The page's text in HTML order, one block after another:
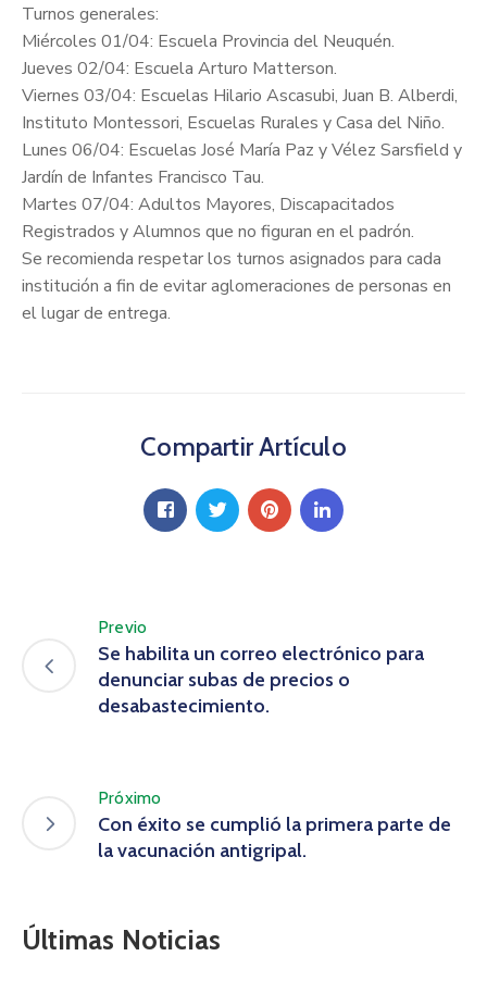
Turnos generales:
Miércoles 01/04: Escuela Provincia del Neuquén.
Jueves 02/04: Escuela Arturo Matterson.
Viernes 03/04: Escuelas Hilario Ascasubi, Juan B. Alberdi,
Instituto Montessori, Escuelas Rurales y Casa del Niño.
Lunes 06/04: Escuelas José María Paz y Vélez Sarsfield y
Jardín de Infantes Francisco Tau.
Martes 07/04: Adultos Mayores, Discapacitados
Registrados y Alumnos que no figuran en el padrón.
Se recomienda respetar los turnos asignados para cada
institución a fin de evitar aglomeraciones de personas en
el lugar de entrega.
Compartir Artículo
Previo
Se habilita un correo electrónico para
denunciar subas de precios o
desabastecimiento.
Próximo
Con éxito se cumplió la primera parte de
la vacunación antigripal.
Últimas Noticias